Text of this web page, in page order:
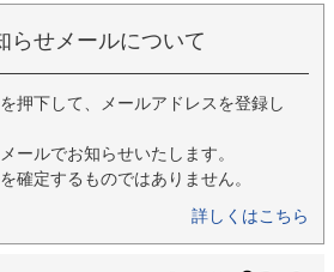
らせメールについて
押下して、メールアドレスを登録し
ールでお知らせいたします。
確定するものではありません。
詳しくはこちら